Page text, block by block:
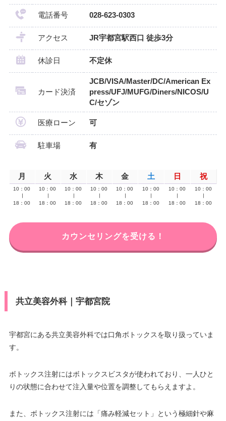
電話番号 028-623-0303
アクセス JR宇都宮駅西口 徒歩3分
休診日 不定休
カード決済
JCB/VISA/Master/DC/American Ex
press/UFJ/MUFG/Diners/NICOS/U
C/セゾン
医療ローン 可
駐車場 有
月 火 水 木 金 土 日 祝
10：00
18：00
10：00
18：00
10：00
18：00
10：00
18：00
10：00
18：00
10：00
18：00
10：00
18：00
10：00
18：00
カウンセリングを受ける！
共立美容外科｜宇都宮院
宇都宮にある共立美容外科では口角ボトックスを取り扱っていま
す。
ボトックス注射にはボトックスビスタが使われており、一人ひと
りの状態に合わせて注入量や位置を調整してもらえますよ。
また、ボトックス注射には「痛み軽減セット」という極細針や麻